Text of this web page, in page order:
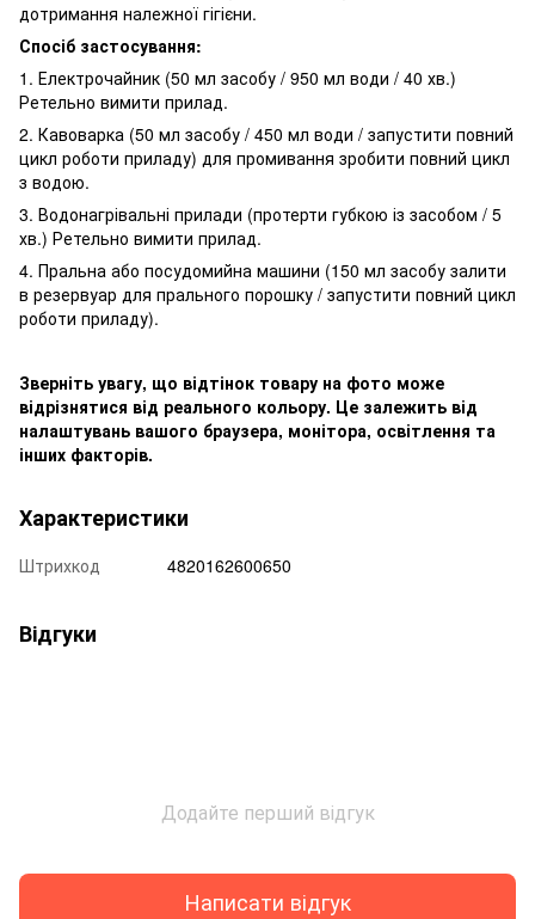
дотримання належної гігієни.
Спосіб застосування:
1. Електрочайник (50 мл засобу / 950 мл води / 40 хв.)
Ретельно вимити прилад.
2. Кавоварка (50 мл засобу / 450 мл води / запустити повний
цикл роботи приладу) для промивання зробити повний цикл
з водою.
3. Водонагрівальні прилади (протерти губкою із засобом / 5
хв.) Ретельно вимити прилад.
4. Пральна або посудомийна машини (150 мл засобу залити
в резервуар для прального порошку / запустити повний цикл
роботи приладу).
Зверніть увагу, що відтінок товару на фото може
відрізнятися від реального кольору. Це залежить від
налаштувань вашого браузера, монітора, освітлення та
інших факторів.
Характеристики
Штрихкод 4820162600650
Відгуки
Додайте перший відгук
Написати відгук